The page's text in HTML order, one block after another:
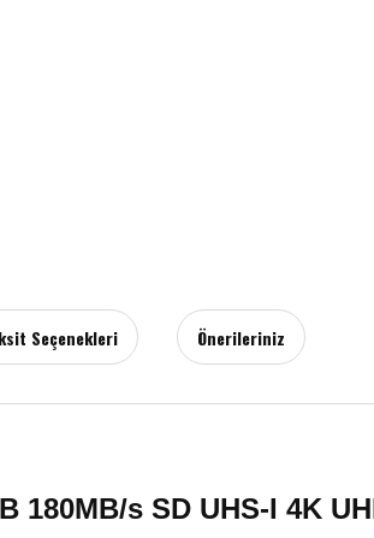
Seçenekleri Önerileriniz
180MB/s SD UHS-I 4K